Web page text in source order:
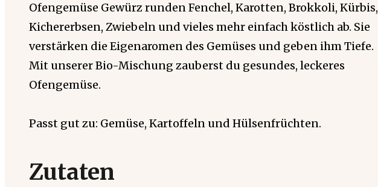
Ofengemüse Gewürz runden Fenchel, Karotten, Brokkoli, Kürbis,
Kichererbsen, Zwiebeln und vieles mehr einfach köstlich ab. Sie
verstärken die Eigenaromen des Gemüses und geben ihm Tiefe.
Mit unserer Bio-Mischung zauberst du gesundes, leckeres
Ofengemüse.
Passt gut zu: Gemüse, Kartoffeln und Hülsenfrüchten.
Zutaten